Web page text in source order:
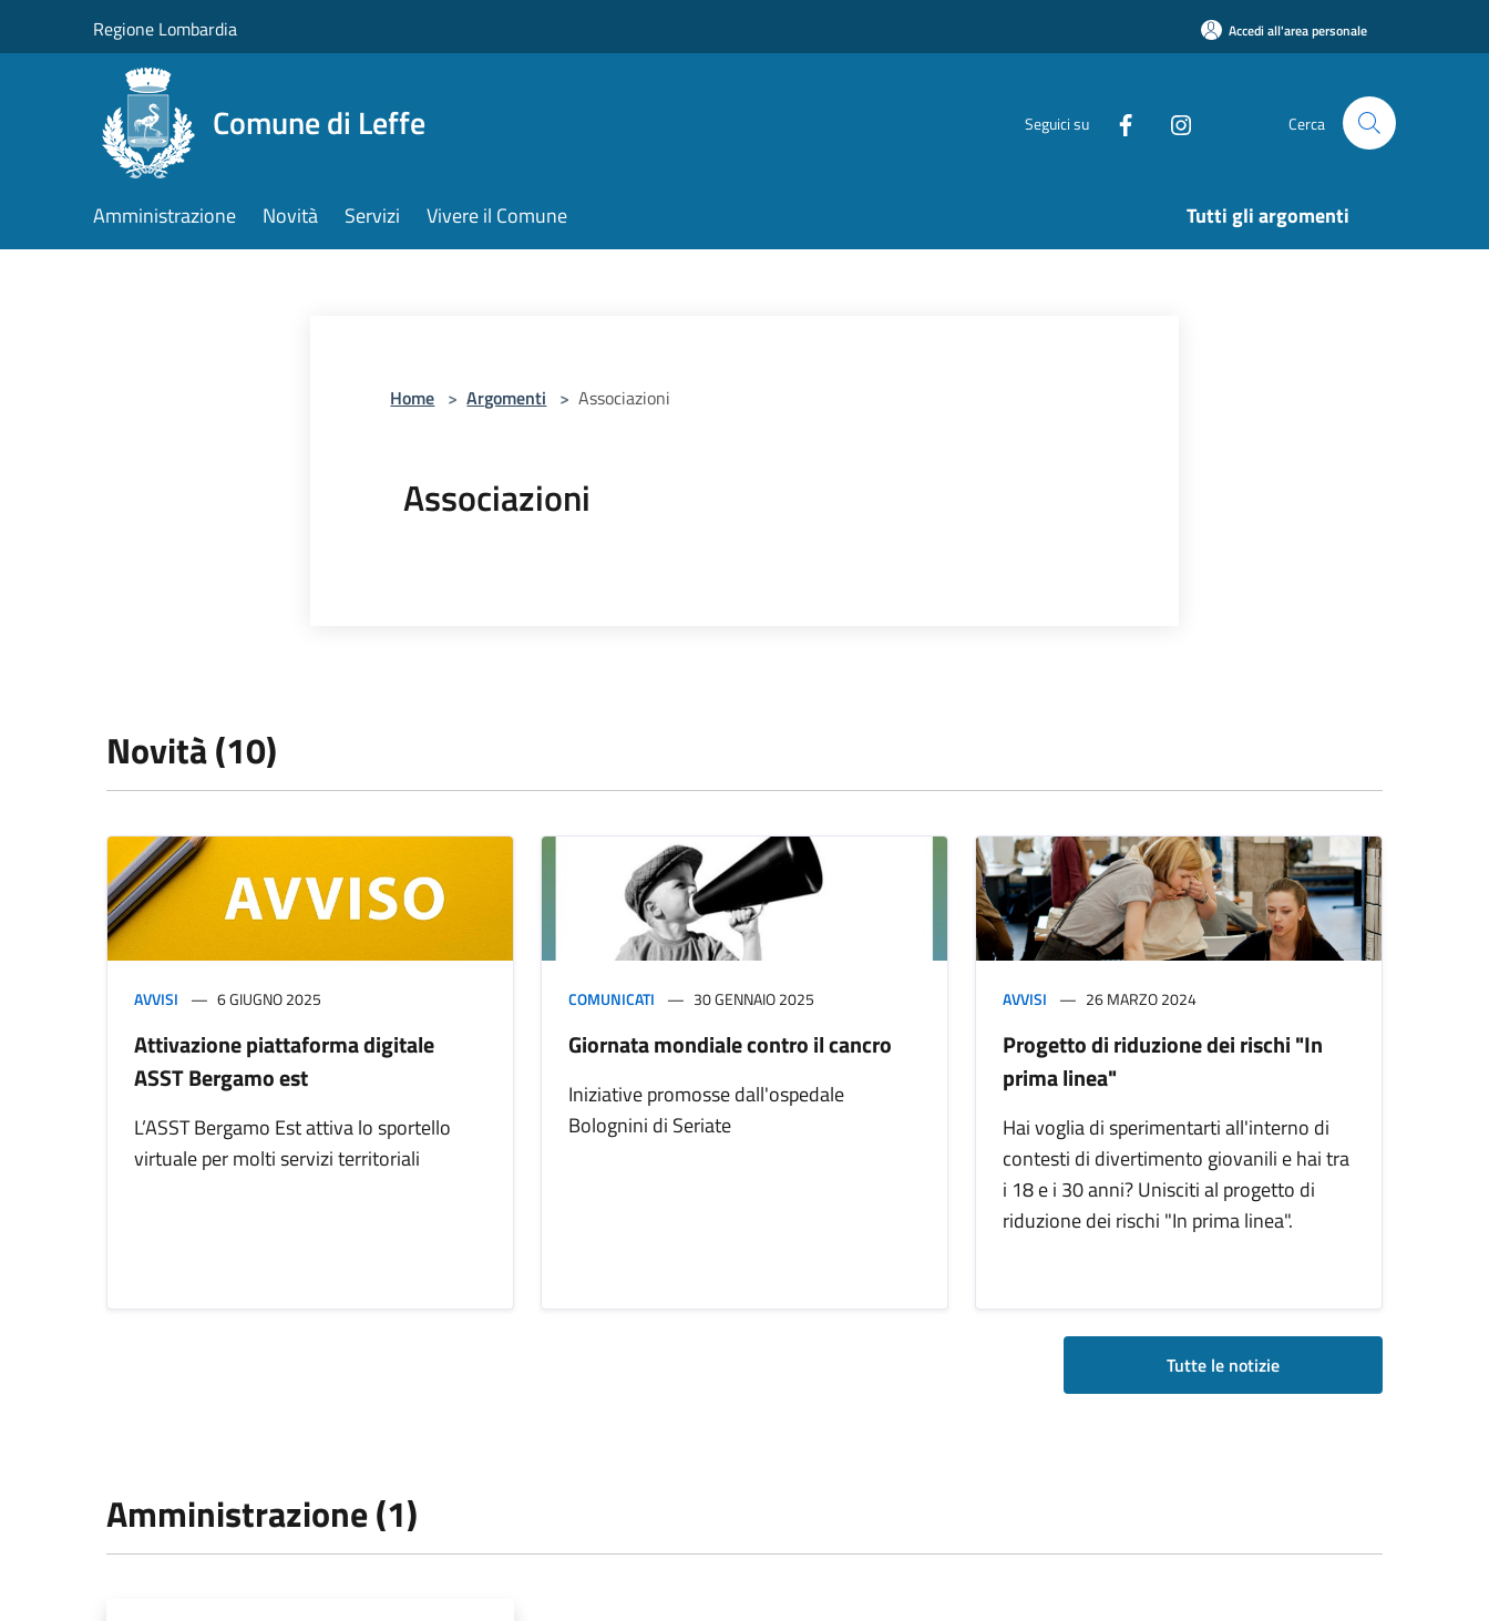
Regione Lombardia Accedi all'area personale
Comune di Leffe Seguici su Cerca
Amministrazione Novità Servizi Vivere il Comune Tutti gli argomenti
Home > Argomenti > Associazioni
Associazioni
Novità (10)
AVVISI 6 GIUGNO 2025
Attivazione piattaforma digitale
ASST Bergamo est
L’ASST Bergamo Est attiva lo sportello
virtuale per molti servizi territoriali
COMUNICATI 30 GENNAIO 2025
Giornata mondiale contro il cancro
Iniziative promosse dall'ospedale
Bolognini di Seriate
AVVISI 26 MARZO 2024
Progetto di riduzione dei rischi "In
prima linea"
Hai voglia di sperimentarti all'interno di
contesti di divertimento giovanili e hai tra
i 18 e i 30 anni? Unisciti al progetto di
riduzione dei rischi "In prima linea".
Tutte le notizie
Amministrazione (1)